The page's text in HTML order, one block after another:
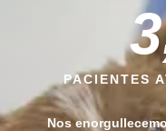
PACIENTES
Nos